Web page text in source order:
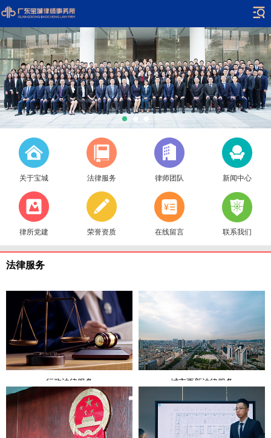
关于宝城 法律服务 律师团队 新闻中心
律所党建 荣誉资质 在线留言 联系我们
法律服务
行政法律服务 城市更新法律服务